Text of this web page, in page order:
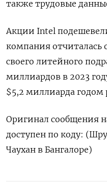
также трудовые
Акции Intel
компания отчиталась
своего литейного
миллиардов в 2023
$5,2 миллиарда годом
Оригинал сообщения
доступен по коду:
Чаухан в Бангалоре)